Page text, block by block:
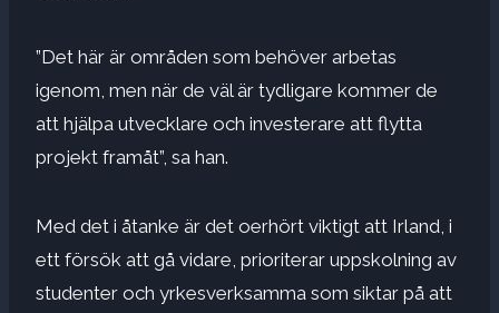
”Det här är områden som behöver arbetas
igenom, men när de väl är tydligare kommer de
att hjälpa utvecklare och investerare att flytta
projekt framåt”, sa han.
Med det i åtanke är det oerhört viktigt att Irland, i
ett försök att gå vidare, prioriterar uppskolning av
studenter och yrkesverksamma som siktar på att